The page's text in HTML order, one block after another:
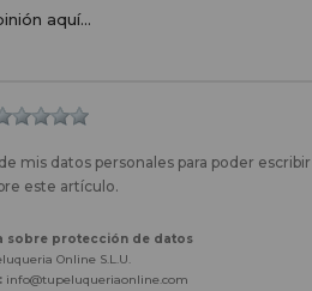
mis datos personales para poder escribir
este artículo.
sobre protección de datos
Online S.L.U.
info@tupeluqueriaonline.com